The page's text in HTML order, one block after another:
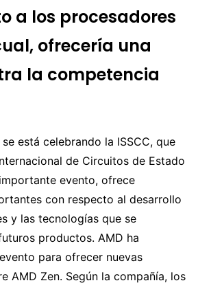
a los procesadores
ofrecería una
la competencia
está celebrando la ISSCC, que
de Circuitos de Estado
evento, ofrece
con respecto al desarrollo
y las tecnologías que se
productos. AMD ha
para ofrecer nuevas
AMD Zen. Según la compañía, los